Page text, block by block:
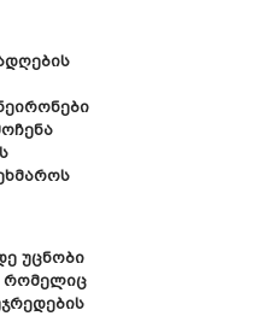
Უცნობი
Რომელიც